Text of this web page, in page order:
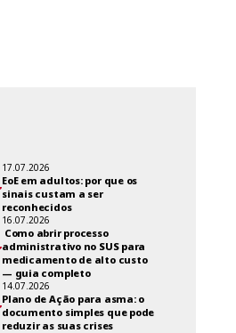
17.07.2026
EoE em adultos: por que os
sinais custam a ser
reconhecidos
16.07.2026
Como abrir processo
administrativo no SUS para
medicamento de alto custo
— guia completo
14.07.2026
Plano de Ação para asma: o
documento simples que pode
reduzir as suas crises